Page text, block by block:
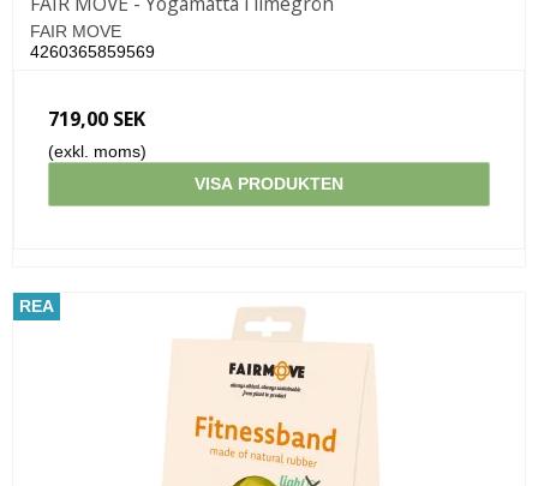
FAIR MOVE
4260365859569
719,00 SEK
(exkl. moms)
VISA PRODUKTEN
REA